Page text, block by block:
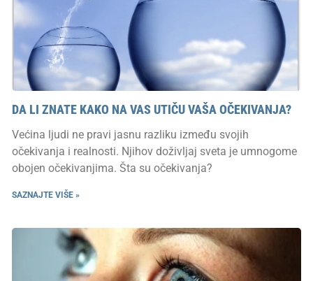
DA LI ZNATE KAKO NA VAS UTIČU VAŠA OČEKIVANJA?
Većina ljudi ne pravi jasnu razliku između svojih
očekivanja i realnosti. Njihov doživljaj sveta je umnogome
obojen očekivanjima. Šta su očekivanja?
SAZNAJTE VIŠE »